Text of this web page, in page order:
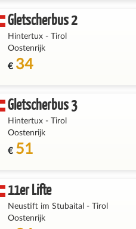
Gletscherbus 2
Hintertux -Tirol
Oostenrijk
€ 34
Gletscherbus 3
Hintertux -
Tirol
Oostenrijk
€ 51
11er Lifte
Neustift im Stubaital -Tirol
Oostenrijk